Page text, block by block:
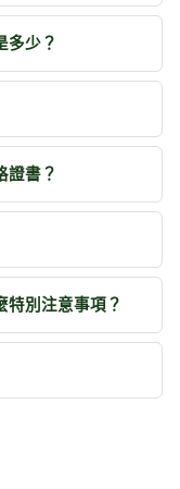
多少？
證書？
特別注意事項？